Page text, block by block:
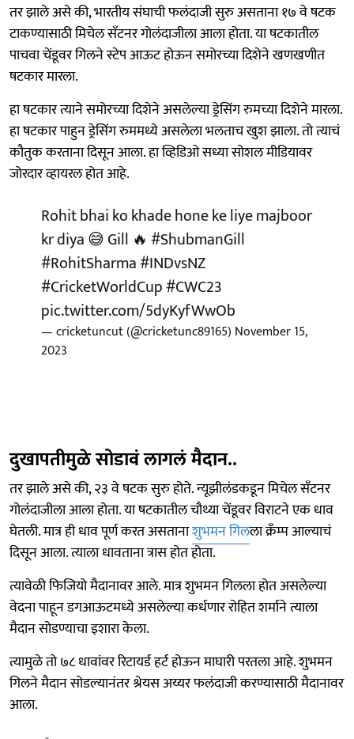
तर झाले असे की, भारतीय संघाची फलंदाजी सुरु असताना १७ वे षटक
टाकण्यासाठी मिचेल सँटनर गोलंदाजीला आला होता. या षटकातील
पाचवा चेंडूवर गिलने स्टेप आऊट होऊन समोरच्या दिशेने खणखणीत
षटकार मारला.
हा षटकार त्याने समोरच्या दिशेने असलेल्या ड्रेसिंग रुमच्या दिशेने मारला.
हा षटकार पाहुन ड्रेसिंग रुममध्ये असलेला भलताच खुश झाला. तो त्याचं
कौतुक करताना दिसून आला. हा व्हिडिओ सध्या सोशल मीडियावर
जोरदार व्हायरल होत आहे.
Rohit bhai ko khade hone ke liye majboor
kr diya 😅 Gill 🔥 #ShubmanGill
#RohitSharma#INDvsNZ
#CricketWorldCup#CWC23
pic.twitter.com/5dyKyfWwOb
— cricketuncut (@cricketunc89165) November 15,
2023
दुखापतीमुळे सोडावं लागलं मैदान..
तर झाले असे की, २३ वे षटक सुरु होते. न्यूझीलंडकडून मिचेल सँटनर
गोलंदाजीला आला होता. या षटकातील चौथ्या चेंडूवर विराटने एक धाव
घेतली. मात्र ही धाव पूर्ण करत असतानाशुभमन गिलला क्रँम्प आल्याचं
दिसून आला. त्याला धावताना त्रास होत होता.
त्यावेळी फिजियो मैदानावर आले. मात्र शुभमन गिलला होत असलेल्या
वेदना पाहून डगआऊटमध्ये असलेल्या कर्धणार रोहित शर्माने त्याला
मैदान सोडण्याचा इशारा केला.
त्यामुळे तो ७८ धावांवर रिटायर्ड हर्ट होऊन माघारी परतला आहे. शुभमन
गिलने मैदान सोडल्यानंतर श्रेयस अय्यर फलंदाजी करण्यासाठी मैदानावर
आला.